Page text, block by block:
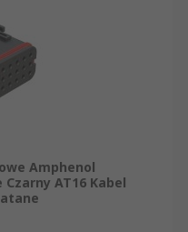
Amphenol
AT16 Kabel